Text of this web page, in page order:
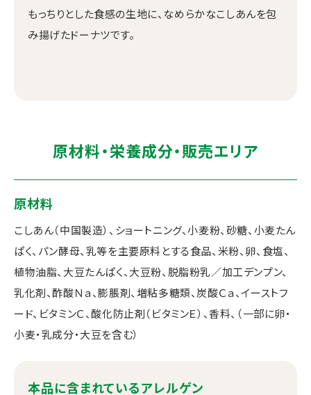
もっちりとした食感の生地に、なめらかなこしあんを包
み揚げたドーナツです。
原材料・栄養成分・販売エリア
原材料
こしあん（中国製造）、ショートニング、小麦粉、砂糖、小麦たん
ぱく、パン酵母、乳等を主要原料とする食品、米粉、卵、食塩、
植物油脂、大豆たんぱく、大豆粉、脱脂粉乳／加工デンプン、
乳化剤、酢酸Ｎａ、膨脹剤、増粘多糖類、炭酸Ｃａ、イーストフ
ード、ビタミンＣ、酸化防止剤（ビタミンＥ）、香料、（一部に卵・
小麦・乳成分・大豆を含む）
本品に含まれているアレルゲン